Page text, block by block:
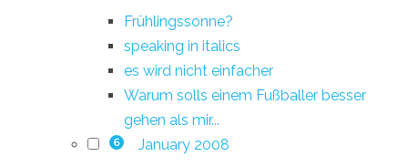
Frühlingssonne?
speaking in italics
es wird nicht einfacher
Warum solls einem Fußballer besser
gehen als mir...
6 January 2008